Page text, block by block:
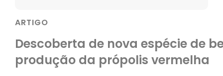
ARTIGO
Descoberta de nova espécie de
produção da própolis vermelha